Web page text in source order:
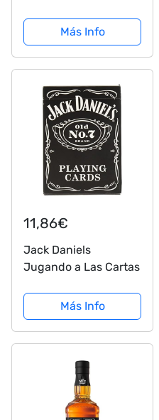
juego de 3Más Info
11,86€
Jack Daniels
Jugando a Las Cartas
Más Info